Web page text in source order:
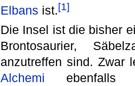
Elbans ist.[1]
Die Insel ist die bisher
Brontosaurier,
anzutreffen sind. Zwar
Alchemi ebenfalls